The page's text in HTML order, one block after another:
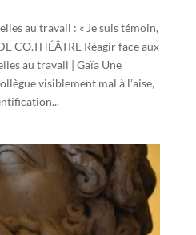
au travail : « Je suis témoin,
CO.THÉÂTRE Réagir face aux
au travail | Gaïa Une
visiblement mal à l’aise,